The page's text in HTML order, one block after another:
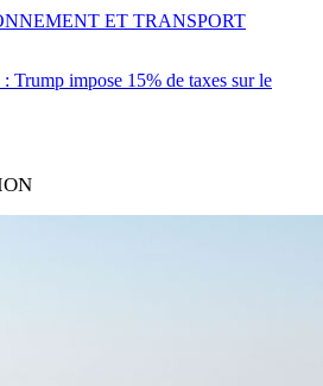
Trump impose 15% de taxes sur le
ET TRANSPORT